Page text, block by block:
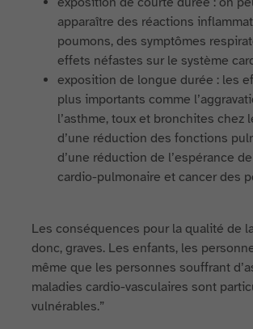
apparaître des réactions
poumons, des symptômes
effets néfastes sur le système
exposition de longue durée : les
plus importants comme
l’asthme, toux et bronchites chez
d’une réduction des fonctions
d’une réduction de l’espérance
cardio-pulmonaire et cancer des
Les conséquences pour la qualité de
donc, graves. Les enfants, les
même que les personnes souffrant
maladies cardio-vasculaires sont
vulnérables.”